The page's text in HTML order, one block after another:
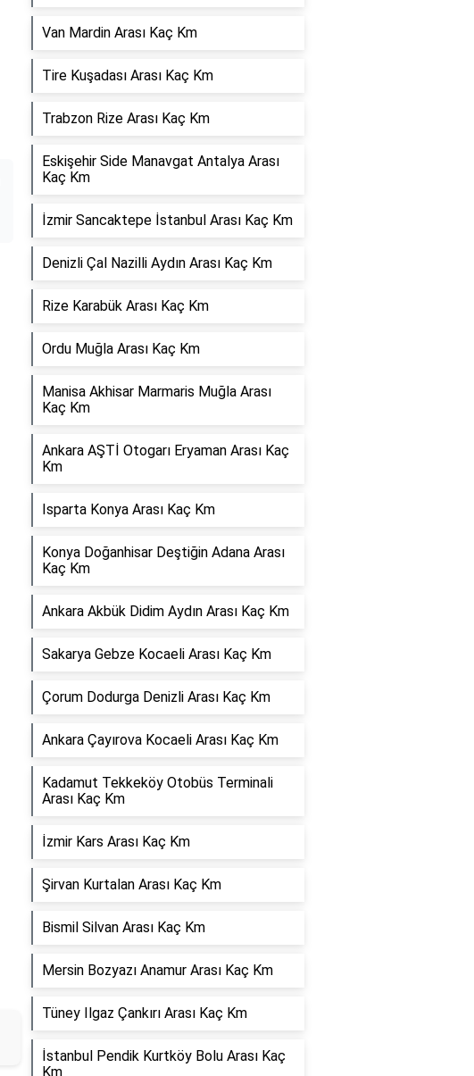
Van Mardin Arası Kaç Km
Tire Kuşadası Arası Kaç Km
Trabzon Rize Arası Kaç Km
Eskişehir Side Manavgat Antalya Arası
Kaç Km
İzmir Sancaktepe İstanbul Arası Kaç Km
Denizli Çal Nazilli Aydın Arası Kaç Km
Rize Karabük Arası Kaç Km
Ordu Muğla Arası Kaç Km
Manisa Akhisar Marmaris Muğla Arası
Kaç Km
Ankara AŞTİ Otogarı Eryaman Arası Kaç
Km
Isparta Konya Arası Kaç Km
Konya Doğanhisar Deştiğin Adana Arası
Kaç Km
Ankara Akbük Didim Aydın Arası Kaç Km
Sakarya Gebze Kocaeli Arası Kaç Km
Çorum Dodurga Denizli Arası Kaç Km
Ankara Çayırova Kocaeli Arası Kaç Km
Kadamut Tekkeköy Otobüs Terminali
Arası Kaç Km
İzmir Kars Arası Kaç Km
Şirvan Kurtalan Arası Kaç Km
Bismil Silvan Arası Kaç Km
Mersin Bozyazı Anamur Arası Kaç Km
Tüney Ilgaz Çankırı Arası Kaç Km
İstanbul Pendik Kurtköy Bolu Arası Kaç
Km